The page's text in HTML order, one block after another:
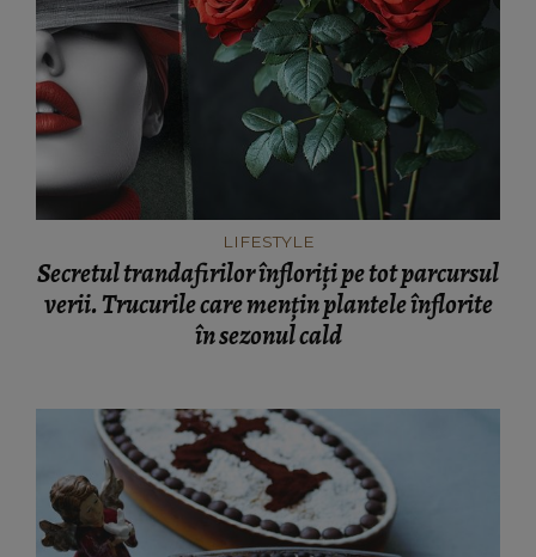
LIFESTYLE
Secretul trandafirilor înfloriți pe tot parcursul
verii. Trucurile care mențin plantele înflorite
în sezonul cald